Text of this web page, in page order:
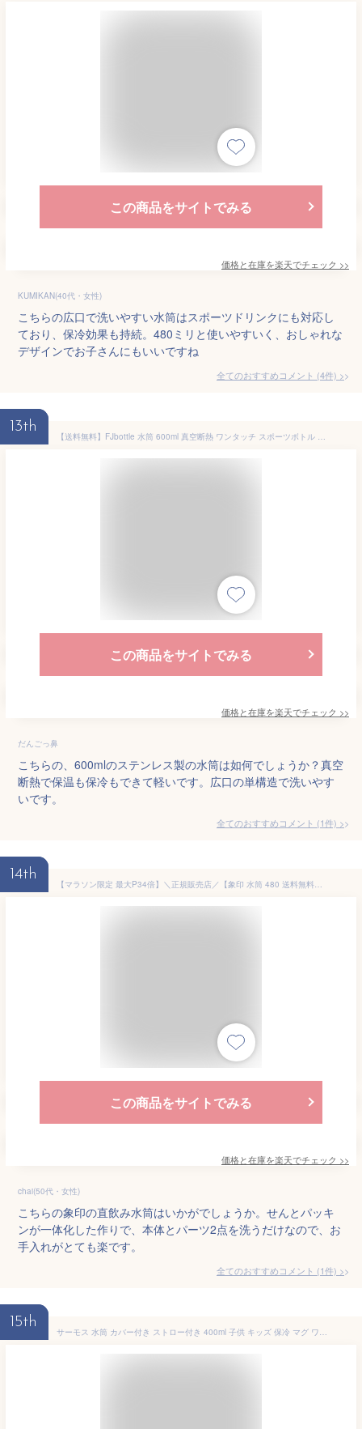
この商品をサイトでみる
価格と在庫を楽天でチェック >>
KUMIKAN(40代・女性)
こちらの広口で洗いやすい水筒はスポーツドリンクにも対応し
ており、保冷効果も持続。480ミリと使いやすいく、おしゃれな
デザインでお子さんにもいいですね
全てのおすすめコメント (4件) >
13th
【送料無料】FJbottle 水筒 600ml 真空断熱 ワンタッチ スポーツボトル 0.6Lリットル 保温 保冷 スポーツ飲料対応 広口 洗いやすい ステンレスボトル 水筒カバー 洗浄用スポンジ付き 女の子 男の子 おしゃれ 大人 子供 SFG-600
この商品をサイトでみる
価格と在庫を楽天でチェック >>
だんごっ鼻
こちらの、600mlのステンレス製の水筒は如何でしょうか？真空
断熱で保温も保冷もできて軽いです。広口の単構造で洗いやす
いです。
全てのおすすめコメント (1件) >
14th
【マラソン限定 最大P34倍】＼正規販売店／【象印 水筒 480 送料無料】ステンレスマグ シームレスせん 保温 保冷 直飲み ワンタッチ 480ml キッズ 子供 男の子 低学年 高学年 ステンレス 軽量 かっこいい クール スタイリッシュ パッキンなし スポーツドリンク対応
この商品をサイトでみる
価格と在庫を楽天でチェック >>
chai(50代・女性)
こちらの象印の直飲み水筒はいかがでしょうか。せんとパッキ
ンが一体化した作りで、本体とパーツ2点を洗うだけなので、お
手入れがとても楽です。
全てのおすすめコメント (1件) >
15th
サーモス 水筒 カバー付き ストロー付き 400ml 子供 キッズ 保冷 マグ ワンタッチ ディズニー FHL-403F disney ディズニー ミッフィー